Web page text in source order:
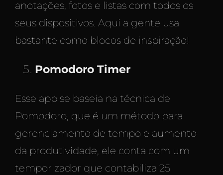
anotações, fotos e listas com todos os
seus dispositivos. Aqui a gente usa
bastante como blocos de inspiração!
Pomodoro Timer
Esse app se baseia na técnica de
Pomodoro, que é um método para
gerenciamento de tempo e aumento
da produtividade, ele conta com um
temporizador que contabiliza 25